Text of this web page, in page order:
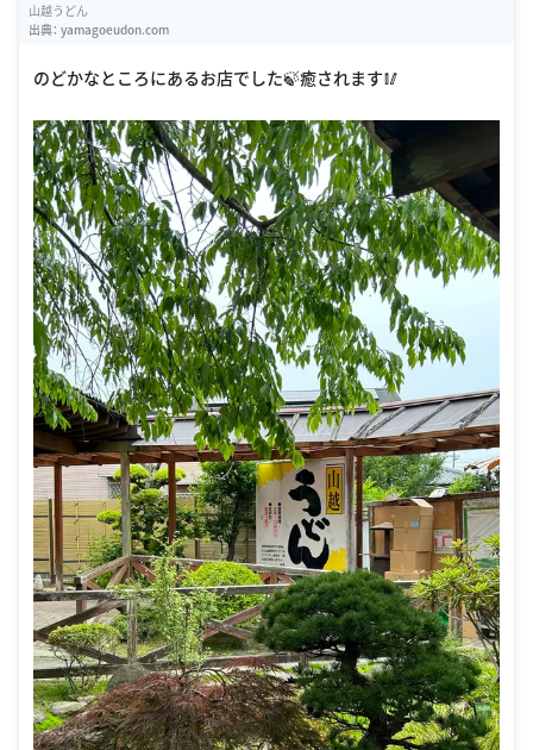
山越うどん
出典： yamagoeudon.com
のどかなところにあるお店でした🍃癒されます🥢